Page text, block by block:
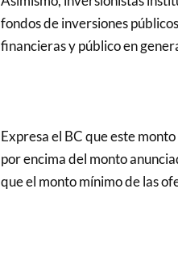
fondos de inversiones
financieras y público en
Expresa el BC que este
por encima del monto
que el monto mínimo de las